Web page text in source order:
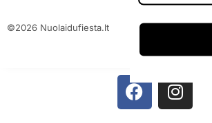
©2026 Nuolaidufiesta.lt